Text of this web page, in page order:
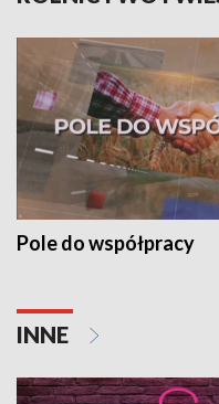
Pole do współpracy
INNE